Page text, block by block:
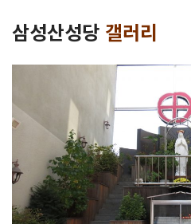
삼성산성당 갤러리